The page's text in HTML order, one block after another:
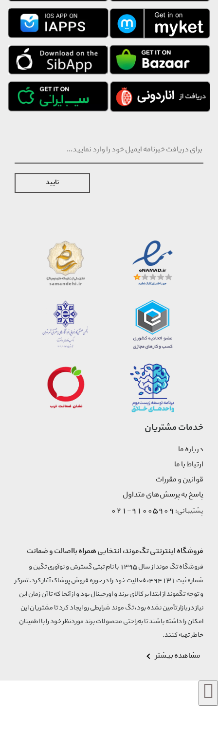
تایید
خدمات مشتریان
درباره ما
ارتباط با ما
قوانین و مقررات
پاسخ به پرسش‌های متداول
پشتیبانی:91005909-021
فروشگاه اینترنتی تگ‌موند، انتخابی همراه بااصالت و ضمانت
فروشگاه تگ موند از سال 1395 با نام ثبتی گسترش و نوآوری تگین و
شماره ثبت 494131، فعالیت خود را در حوزه فروش پوشاک آغاز کرد. تمرکز
و توجه تگموند از ابتدا بر کالای برند و اورجینال بود و از آنجا که تا آن زمان این
نیاز در بازار تأمین نشده بود، تگ موند شرایطی رو ایجاد کرد تا مشتریان این
امکان را داشته باشند تا به‌راحتی محصولات برند مورد‌نظر خود را با اطمینان
خاطر تهیه کنند.
مشاهده بیشتر